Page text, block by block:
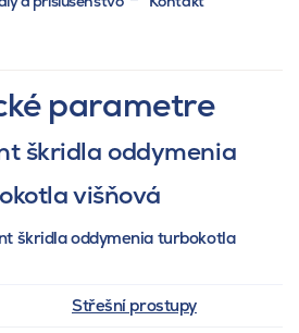
parametre
škridla oddymenia
višňová
škridla oddymenia turbokotla
Střešní prostupy